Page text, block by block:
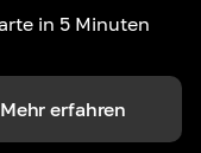
in 5 Minuten
Mehr erfahren